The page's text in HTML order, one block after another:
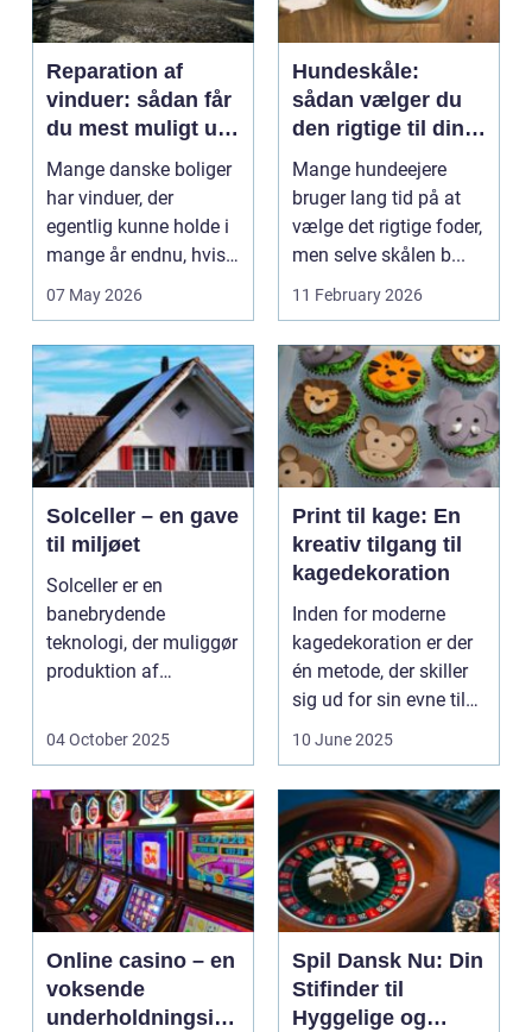
Reparation af
vinduer: sådan får
du mest muligt ud
af dine gamle
rammer
Mange danske boliger
har vinduer, der
egentlig kunne holde i
mange år endnu, hvis
07 May 2026
Hundeskåle:
sådan vælger du
den rigtige til din
hund
Mange hundeejere
bruger lang tid på at
vælge det rigtige foder,
men selve skålen b...
11 February 2026
Solceller – en gave
til miljøet
Solceller er en
banebrydende
teknologi, der muliggør
produktion af
udnytt...
04 October 2025
Print til kage: En
kreativ tilgang til
kagedekoration
Inden for moderne
kagedekoration er der
én metode, der skiller
sig ud for sin evne til
10 June 2025
Online casino – en
voksende
underholdningsind
Spil Dansk Nu: Din
Stifinder til
Hyggelige og